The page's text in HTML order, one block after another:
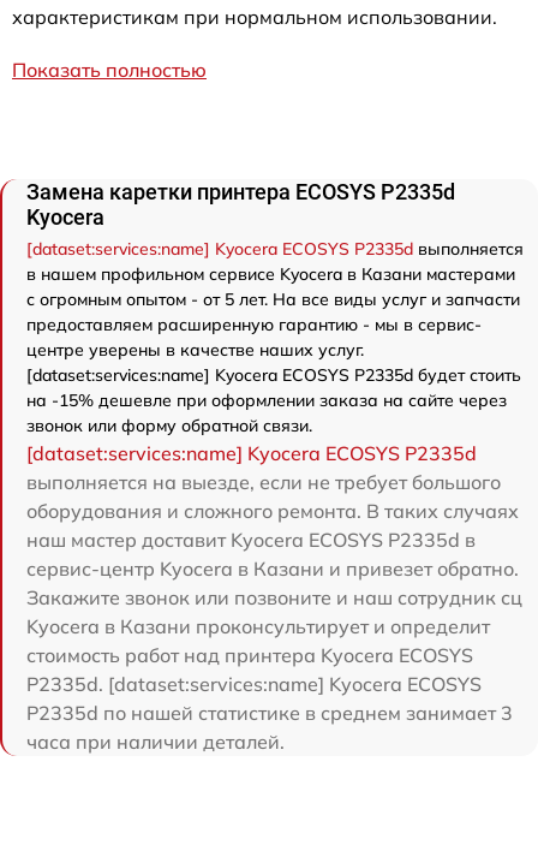
характеристикам при нормальном использовании.
Показать полностью
Замена каретки принтера ECOSYS P2335d
Kyocera
[dataset:services:name] Kyocera ECOSYS P2335d выполняется
в нашем профильном сервисе Kyocera в Казани мастерами
с огромным опытом - от 5 лет. На все виды услуг и запчасти
предоставляем расширенную гарантию - мы в сервис-
центре уверены в качестве наших услуг.
[dataset:services:name] Kyocera ECOSYS P2335d будет стоить
на -15% дешевле при оформлении заказа на сайте через
звонок или форму обратной связи.
[dataset:services:name] Kyocera ECOSYS P2335d
выполняется на выезде, если не требует большого
оборудования и сложного ремонта. В таких случаях
наш мастер доставит Kyocera ECOSYS P2335d в
сервис-центр Kyocera в Казани и привезет обратно.
Закажите звонок или позвоните и наш сотрудник сц
Kyocera в Казани проконсультирует и определит
стоимость работ над принтера Kyocera ECOSYS
P2335d. [dataset:services:name] Kyocera ECOSYS
P2335d по нашей статистике в среднем занимает 3
часа при наличии деталей.